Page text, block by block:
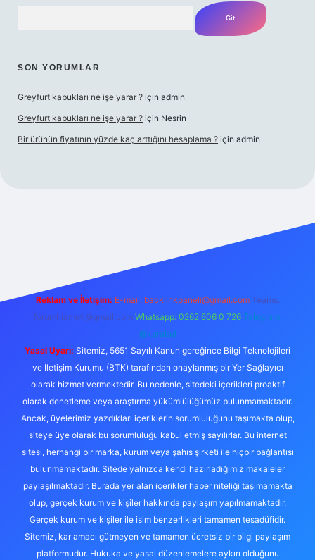
SON YORUMLAR
Greyfurt kabukları ne işe yarar ? için admin
Greyfurt kabukları ne işe yarar ? için Nesrin
Bir ürünün fiyatının yüzde kaç arttığını hesaplama ? için admin
Reklam ve İletişim: E-mail: backlinkpaneli@gmail.com Teams:
forumhizmeti@gmail.com Whatsapp: 0262 606 0 726 Telegram:
@karabul
Yasal Uyarı: Sitemiz, 5651 Sayılı Kanun gereğince Bilgi Teknolojileri
ve İletişim Kurumu (BTK) tarafından onaylanmış bir Yer Sağlayıcı
olarak hizmet vermektedir. Bu nedenle, sitedeki içerikleri proaktif
olarak denetleme veya araştırma yükümlülüğümüz bulunmamaktadır.
Ancak, üyelerimiz yazdıkları içeriklerin sorumluluğunu taşımakta olup,
siteye üye olarak bu sorumluluğu kabul etmiş sayılırlar. Bu internet
sitesi, herhangi bir marka, kurum veya şahıs şirketi ile hiçbir bağlantısı
bulunmamaktadır. Sitede yalnızca kendi hazırladığımız makaleler
paylaşılmaktadır. Burada yer alan içerikler haber niteliği taşımamakta
olup, gerçek kurum ve kişiler hakkında paylaşım yapılmamaktadır.
Gerçek kurum ve kişiler ile isim benzerlikleri tamamen tesadüfidir.
Sitemiz, kar amacı gütmeyen ve tamamen ücretsiz bir bilgi paylaşım
platformudur. Hukuka ve yasal düzenlemelere aykırı olduğunu